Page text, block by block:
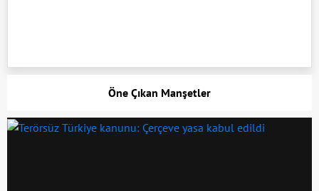
Öne Çıkan Manşetler